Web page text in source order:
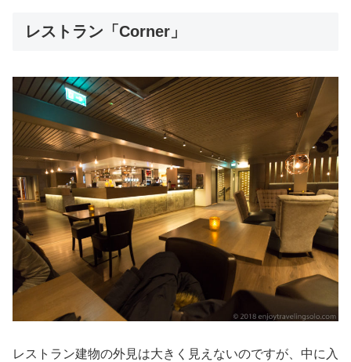
レストラン「Corner」
レストラン建物の外見は大きく見えないのですが、中に入